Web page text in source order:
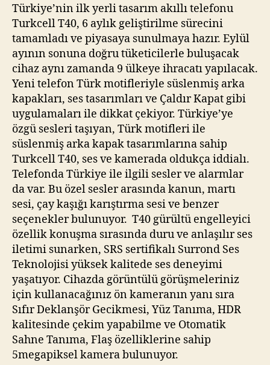
Türkiye’nin ilk yerli tasarım akıllı telefonu
Turkcell T40, 6 aylık geliştirilme sürecini
tamamladı ve piyasaya sunulmaya hazır. Eylül
ayının sonuna doğru tüketicilerle buluşacak
cihaz aynı zamanda 9 ülkeye ihracatı yapılacak.
Yeni telefon Türk motifleriyle süslenmiş arka
kapakları, ses tasarımları ve Çaldır Kapat gibi
uygulamaları ile dikkat çekiyor. Türkiye’ye
özgü sesleri taşıyan, Türk motifleri ile
süslenmiş arka kapak tasarımlarına sahip
Turkcell T40, ses ve kamerada oldukça iddialı.
Telefonda Türkiye ile ilgili sesler ve alarmlar
da var. Bu özel sesler arasında kanun, martı
sesi, çay kaşığı karıştırma sesi ve benzer
seçenekler bulunuyor. T40 gürültü engelleyici
özellik konuşma sırasında duru ve anlaşılır ses
iletimi sunarken, SRS sertifikalı Surrond Ses
Teknolojisi yüksek kalitede ses deneyimi
yaşatıyor. Cihazda görüntülü görüşmeleriniz
için kullanacağınız ön kameranın yanı sıra
Sıfır Deklanşör Gecikmesi, Yüz Tanıma, HDR
kalitesinde çekim yapabilme ve Otomatik
Sahne Tanıma, Flaş özelliklerine sahip
5megapiksel kamera bulunuyor.